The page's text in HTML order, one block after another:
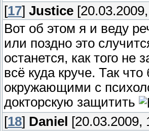
[17] Justice
Вот об этом я и веду
или поздно это
останется, как того не
всё куда круче. Так
окружающими с
докторскую защитить
[18] Daniel
[20.03.2009,